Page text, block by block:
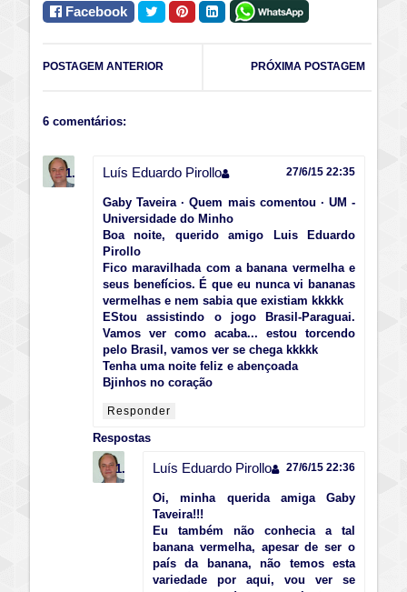
Facebook
PRÓXIMA POSTAGEM
POSTAGEM ANTERIOR
6 comentários:
Luís Eduardo Pirollo 27/6/15 22:35
Gaby Taveira · Quem mais comentou · UM -
Universidade do Minho
Boa noite, querido amigo Luis Eduardo
Pirollo
Fico maravilhada com a banana vermelha e
seus benefícios. É que eu nunca vi bananas
vermelhas e nem sabia que existiam kkkkk
EStou assistindo o jogo Brasil-Paraguai.
Vamos ver como acaba... estou torcendo
pelo Brasil, vamos ver se chega kkkkk
Tenha uma noite feliz e abençoada
Bjinhos no coração
Responder
Respostas
Luís Eduardo Pirollo 27/6/15 22:36
Oi, minha querida amiga Gaby
Taveira!!!
Eu também não conhecia a tal
banana vermelha, apesar de ser o
país da banana, não temos esta
variedade por aqui, vou ver se